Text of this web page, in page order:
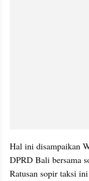
Hal ini disampaikan
DPRD Bali bersama
Ratusan sopir taksi